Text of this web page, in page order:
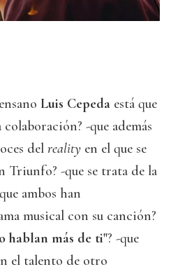
Luis Cepeda está que
-que además
del reality en el que se
Triunfo? -que se trata de la
ambos han
musical con su canción?
hablan más de ti"? -que
el talento de otro